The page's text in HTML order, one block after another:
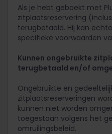
Als je hebt geboekt met
zitplaatsreservering
terugbetaald. Hij kan
specifieke voorwaarden
Kunnen ongebruikte
terugbetaald en/of
Ongebruikte en
zitplaatsreserveringen
kunnen niet worden
toegestaan volgens het
omruilingsbeleid.